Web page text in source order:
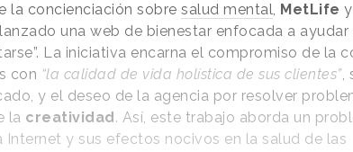
la concienciación sobre salud mental, MetLife
una web de bienestar enfocada a ayudar
La iniciativa encarna el compromiso de la
con “la calidad de vida holística de sus clientes”,
y el deseo de la agencia por resolver
la creatividad . Así, este trabajo aborda un
Internet y sus efectos nocivos en la salud de las